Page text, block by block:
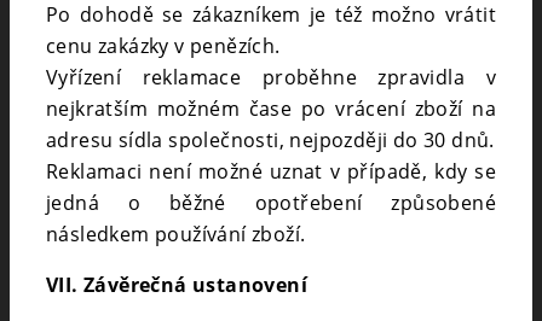
Po dohodě se zákazníkem je též možno vrátit
cenu zakázky v penězích.
Vyřízení reklamace proběhne zpravidla v
nejkratším možném čase po vrácení zboží na
adresu sídla společnosti, nejpozději do 30 dnů.
Reklamaci není možné uznat v případě, kdy se
jedná o běžné opotřebení způsobené
následkem používání zboží.
VII. Závěrečná ustanovení